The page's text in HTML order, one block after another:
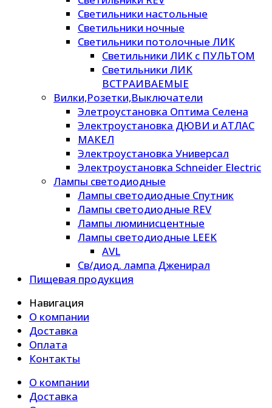
Светильники настольные
Светильники ночные
Светильники потолочные ЛИК
Светильники ЛИК с ПУЛЬТОМ
Светильники ЛИК
ВСТРАИВАЕМЫЕ
Вилки,Розетки,Выключатели
Элетроустановка Оптима Селена
Электроустановка ДЮВИ и АТЛАС
МАКЕЛ
Электроустановка Универсал
Электроустановка Schneider Electric
Лампы светодиодные
Лампы светодиодные Спутник
Лампы светодиодные REV
Лампы люминисцентные
Лампы светодиодные LEEK
AVL
Св/диод. лампа Дженирал
Пищевая продукция
Навигация
О компании
Доставка
Оплата
Контакты
О компании
Доставка